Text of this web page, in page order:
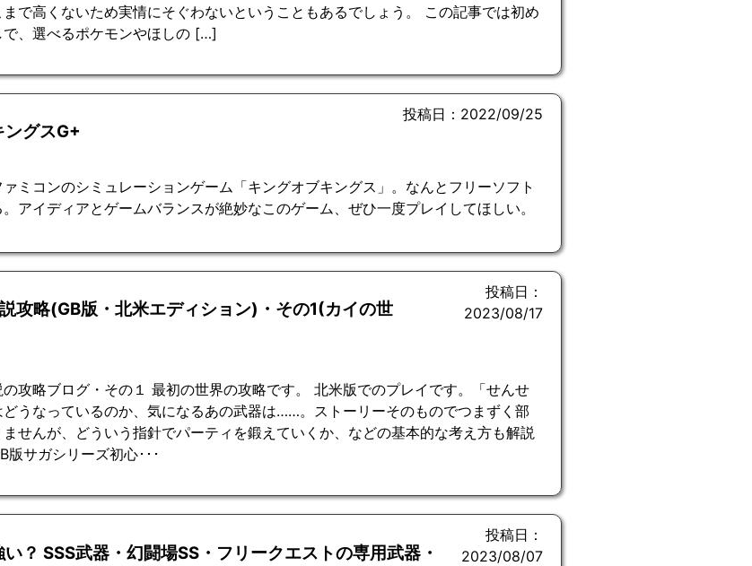
で高くないため実情にそぐわないということもあるでしょう。 この記事では初め
で、選べるポケモンやほしの […]
ングスG+
投稿日：2022/09/25
ミコンのシミュレーションゲーム「キングオブキングス」。なんとフリーソフト
アイディアとゲームバランスが絶妙なこのゲーム、ぜひ一度プレイしてほしい。
攻略(GB版・北米エディション)・その1(カイの世
投稿日：
2023/08/17
攻略ブログ・その１ 最初の世界の攻略です。 北米版でのプレイです。「せんせ
どうなっているのか、気になるあの武器は……。ストーリーそのものでつまずく部
せんが、どういう指針でパーティを鍛えていくか、などの基本的な考え方も解説
版サガシリーズ初心･･･
？ SSS武器・幻闘場SS・フリークエストの専用武器・
投稿日：
2023/08/07